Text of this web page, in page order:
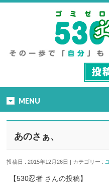
MENU
あのさぁ、
投稿日 : 2015年12月26日 | カテゴリー :
【530忍者 さんの投稿】